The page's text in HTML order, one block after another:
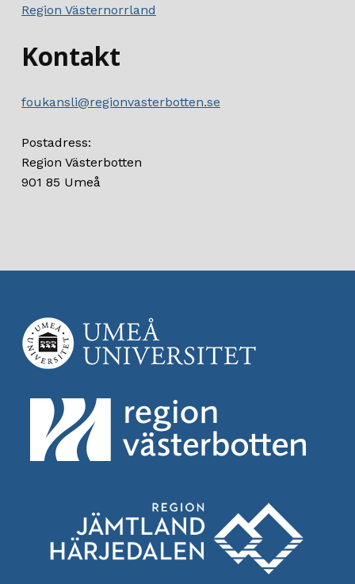
Region Västernorrland
Kontakt
foukansli@regionvasterbotten.se
Postadress:
Region Västerbotten
901 85 Umeå